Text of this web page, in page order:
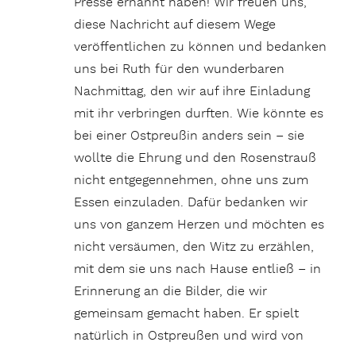
diese Nachricht auf diesem Wege
veröffentlichen zu können und bedanken
uns bei Ruth für den wunderbaren
Nachmittag, den wir auf ihre Einladung
mit ihr verbringen durften. Wie könnte es
bei einer Ostpreußin anders sein – sie
wollte die Ehrung und den Rosenstrauß
nicht entgegennehmen, ohne uns zum
Essen einzuladen. Dafür bedanken wir
uns von ganzem Herzen und möchten es
nicht versäumen, den Witz zu erzählen,
mit dem sie uns nach Hause entließ – in
Erinnerung an die Bilder, die wir
gemeinsam gemacht haben. Er spielt
natürlich in Ostpreußen und wird von